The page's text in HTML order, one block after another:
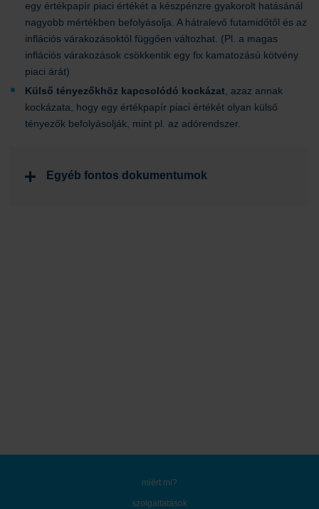
egy értékpapír piaci értékét a készpénzre gyakorolt hatásánál
nagyobb mértékben befolyásolja. A hátralevő futamidőtől és az
inflációs várakozásoktól függően változhat. (Pl. a magas
inflációs várakozások csökkentik egy fix kamatozású kötvény
piaci árát)
Külső tényezőkhöz kapcsolódó kockázat , azaz annak
kockázata, hogy egy értékpapír piaci értékét olyan külső
tényezők befolyásolják, mint pl. az adórendszer.
Egyéb fontos dokumentumok
miért mi?
szolgáltatások